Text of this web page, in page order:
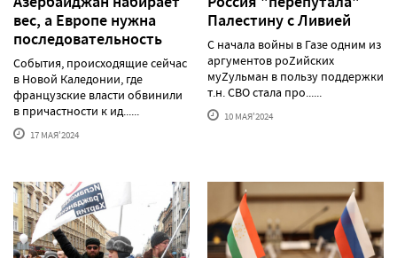
вес, а Европе нужна
последовательность
События, происходящие сейчас
в Новой Каледонии, где
французские власти обвинили
в причастности к ид......
17 МАЯ'2024
Палестину с Ливией
С начала войны в Газе одним из
аргументов роZийских
муZульман в пользу поддержки
т.н. СВО стала про......
10 МАЯ'2024